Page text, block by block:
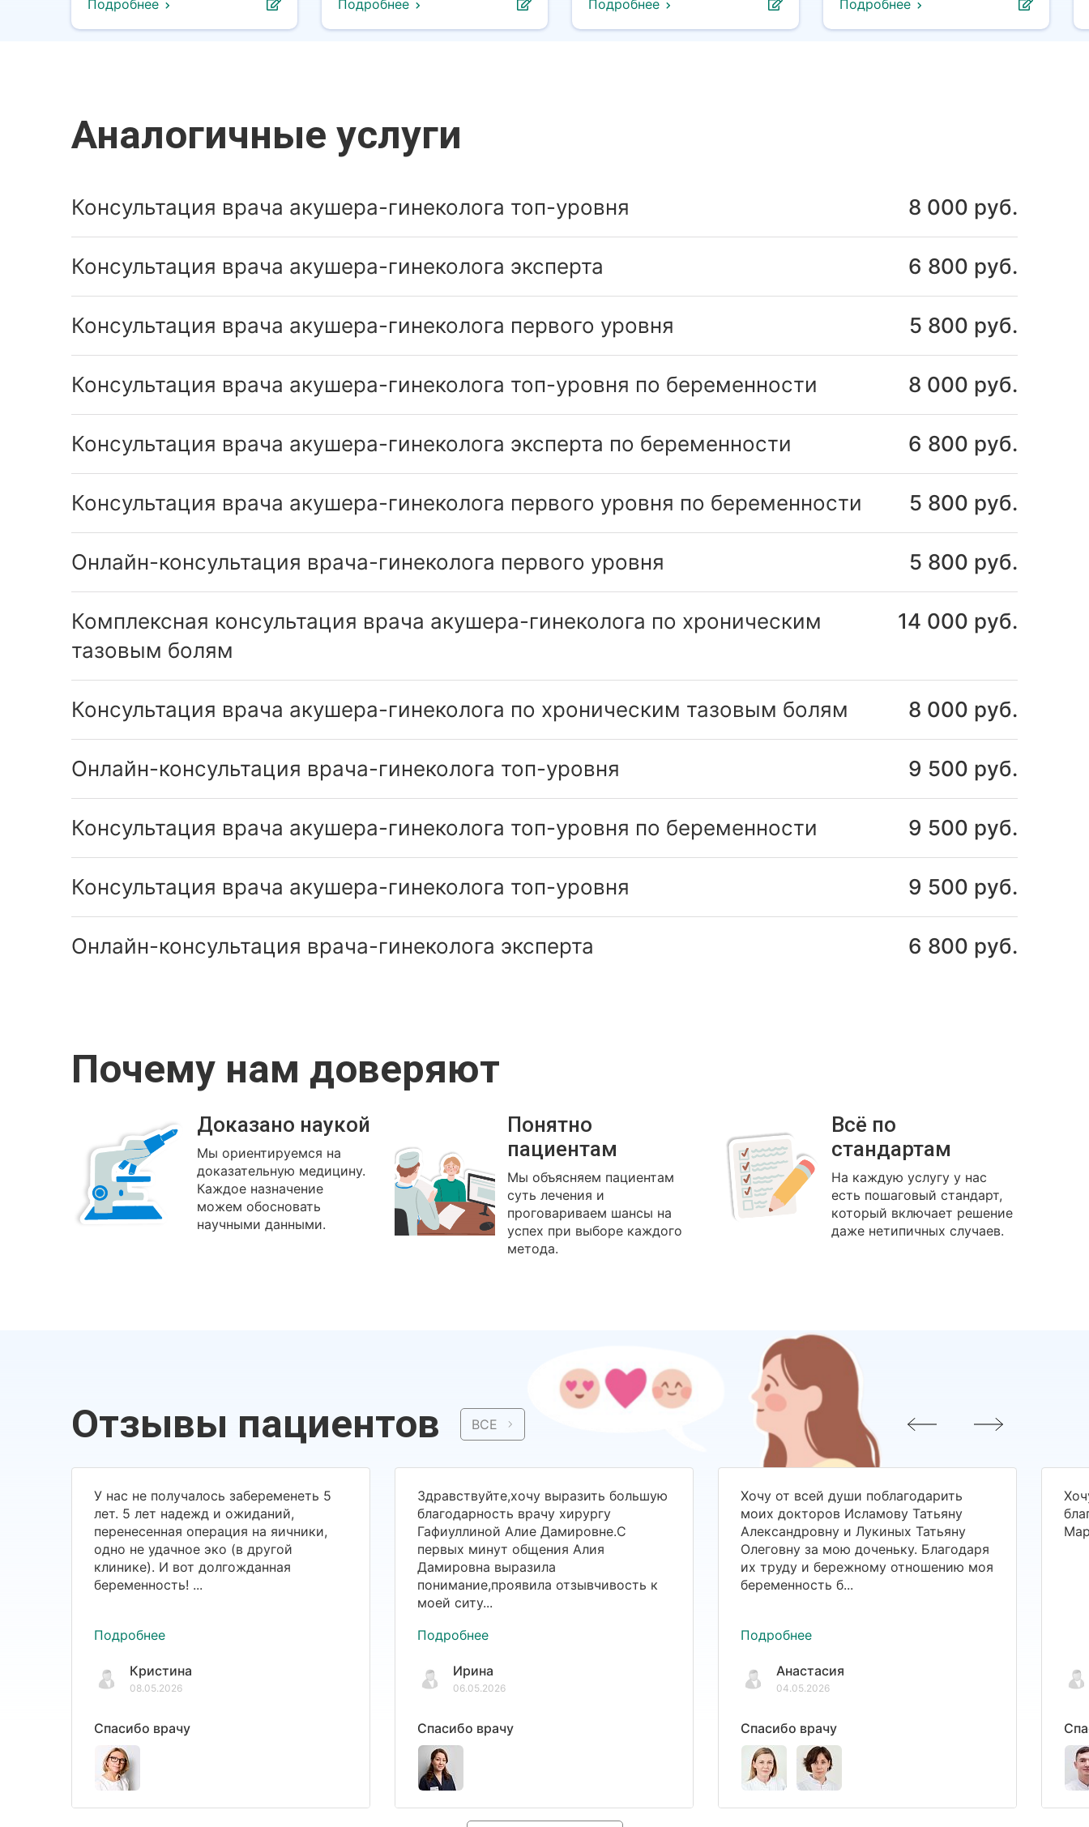
Подробнее Подробнее Подробнее Подробнее
Аналогичные услуги
Консультация врача акушера-гинеколога топ-уровня 8 000 руб.
Консультация врача акушера-гинеколога эксперта 6 800 руб.
Консультация врача акушера-гинеколога первого уровня 5 800 руб.
Консультация врача акушера-гинеколога топ-уровня по беременности 8 000 руб.
Консультация врача акушера-гинеколога эксперта по беременности 6 800 руб.
Консультация врача акушера-гинеколога первого уровня по беременности 5 800 руб.
Онлайн-консультация врача-гинеколога первого уровня 5 800 руб.
Комплексная консультация врача акушера-гинеколога по хроническим
тазовым болям
14 000 руб.
Консультация врача акушера-гинеколога по хроническим тазовым болям 8 000 руб.
Онлайн-консультация врача-гинеколога топ-уровня 9 500 руб.
Консультация врача акушера-гинеколога топ-уровня по беременности 9 500 руб.
Консультация врача акушера-гинеколога топ-уровня 9 500 руб.
Онлайн-консультация врача-гинеколога эксперта 6 800 руб.
Почему нам доверяют
Доказано наукой
Мы ориентируемся на
доказательную медицину.
Каждое назначение
можем обосновать
научными данными.
Понятно
пациентам
Мы объясняем пациентам
суть лечения и
проговариваем шансы на
успех при выборе каждого
метода.
Всё по
стандартам
На каждую услугу у нас
есть пошаговый стандарт,
который включает решение
даже нетипичных случаев.
Отзывы пациентов ВСЕ
У нас не получалось забеременеть 5
лет. 5 лет надежд и ожиданий,
перенесенная операция на яичники,
одно не удачное эко (в другой
клинике). И вот долгожданная
беременность! ...
Подробнее
Кристина
08.05.2026
Спасибо врачу
Здравствуйте,хочу выразить большую
благодарность врачу хирургу
Гафиуллиной Алие Дамировне.С
первых минут общения Алия
Дамировна выразила
понимание,проявила отзывчивость к
моей ситу...
Подробнее
Ирина
06.05.2026
Спасибо врачу
Хочу от всей души поблагодарить
моих докторов Исламову Татьяну
Александровну и Лукиных Татьяну
Олеговну за мою доченьку. Благодаря
их труду и бережному отношению моя
беременность б...
Подробнее
Анастасия
04.05.2026
Спасибо врачу